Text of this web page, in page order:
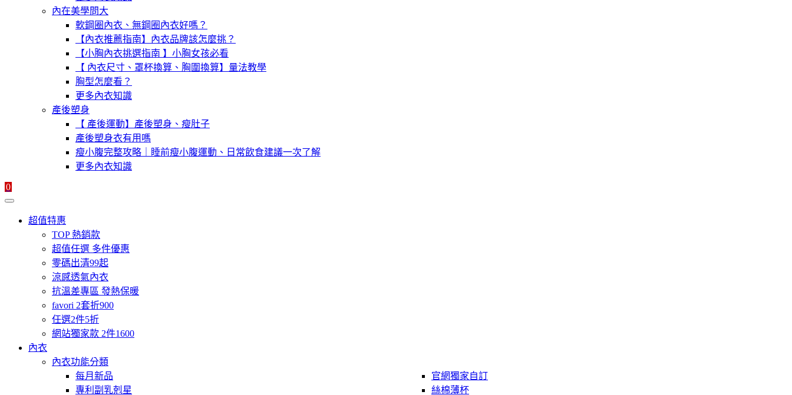
內在美學問大
軟鋼圈內衣、無鋼圈內衣好嗎？
【內衣推薦指南】內衣品牌該怎麼挑？
【小胸內衣挑選指南 】小胸女孩必看
【 內衣尺寸、罩杯換算、胸圍換算】量法教學
胸型怎麼看？
更多內衣知識
產後塑身
【 產後運動】產後塑身、瘦肚子
產後塑身衣有用嗎
瘦小腹完整攻略｜睡前瘦小腹運動、日常飲食建議一次了解
更多內衣知識
0
超值特惠
TOP 熱銷款
超值任選 多件優惠
零碼出清99起
涼感透氣內衣
抗溫差專區 發熱保暖
favori 2套折900
任選2件5折
網站獨家款 2件1600
內衣
內衣功能分類
每月新品
官網獨家自訂
專利副乳剋星
絲棉薄杯